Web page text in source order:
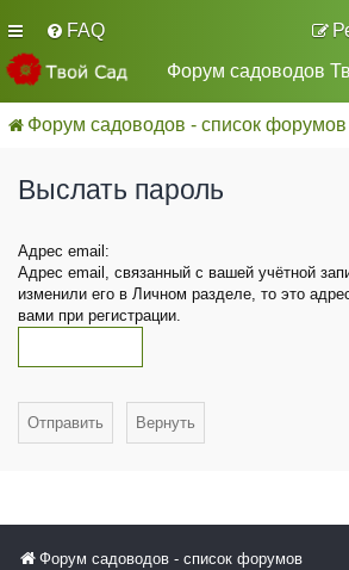
FAQ
Форум садоводов
Форум садоводов - список форумов
Выслать пароль
Адрес email:
Адрес email, связанный с вашей учётной
изменили его в Личном разделе, то это
вами при регистрации.
Форум садоводов - список форумов